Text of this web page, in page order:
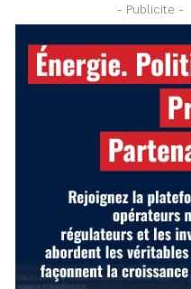
- Publicite -